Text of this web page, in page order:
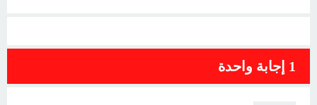
1 إجابة واحدة